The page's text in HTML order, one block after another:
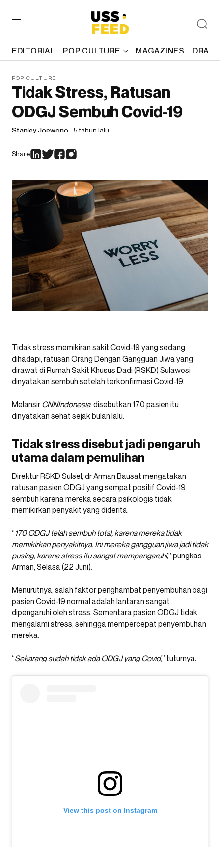
EDITORIAL POP CULTURE MAGAZINES
POP CULTURE
Tidak Stress, Ratusan
ODGJ Sembuh Covid-19
Stanley Joewono 5 tahun lalu
Share
Tidak stress memikiran sakit Covid-19 yang sedang
dihadapi, ratusan Orang Dengan Gangguan Jiwa yang
dirawat di Rumah Sakit Khusus Dadi (RSKD) Sulawesi
dinyatakan sembuh setelah terkonfirmasi Covid-19.
Melansir CNNIndonesia, disebutkan 170 pasien itu
dinyatakan sehat sejak bulan lalu.
Tidak stress disebut jadi pengaruh
utama dalam pemulihan
Direktur RSKD Sulsel, dr Arman Bausat mengatakan
ratusan pasien ODGJ yang sempat positif Covid-19
sembuh karena mereka secara psikologis tidak
memikirkan penyakit yang diderita.
“170 ODGJ telah sembuh total, karena mereka tidak
memikirkan penyakitnya. Ini mereka gangguan jiwa jadi tidak
pusing, karena stress itu sangat mempengaruhi,” pungkas
Arman, Selasa (22 Juni).
Menurutnya, salah faktor penghambat penyembuhan bagi
pasien Covid-19 normal adalah lantaran sangat
dipengaruhi oleh stress. Sementara pasien ODGJ tidak
mengalami stress, sehingga mempercepat penyembuhan
mereka.
“Sekarang sudah tidak ada ODGJ yang Covid,” tuturnya.
View this post on Instagram